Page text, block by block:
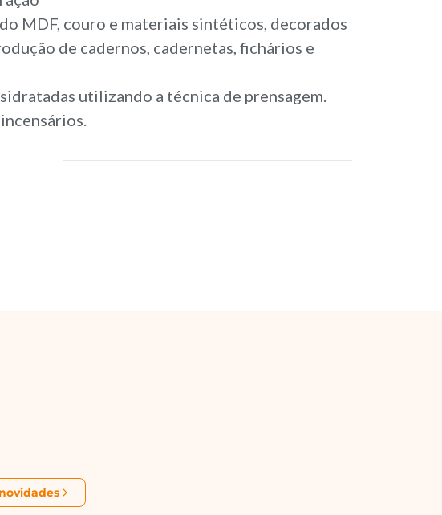
MDF, couro e materiais sintéticos, decorados
de cadernos, cadernetas, fichários e
utilizando a técnica de prensagem.